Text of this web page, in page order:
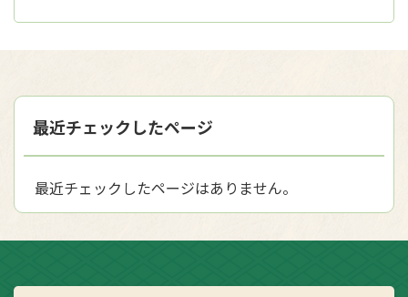
最近チェックしたページ
最近チェックしたページはありません。